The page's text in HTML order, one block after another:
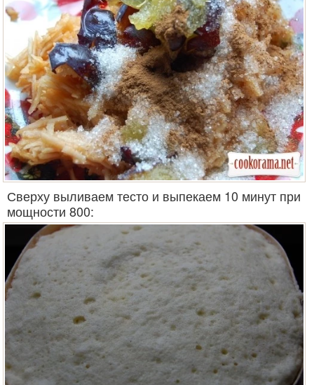
Сверху выливаем тесто и выпекаем 10 минут при
мощности 800: